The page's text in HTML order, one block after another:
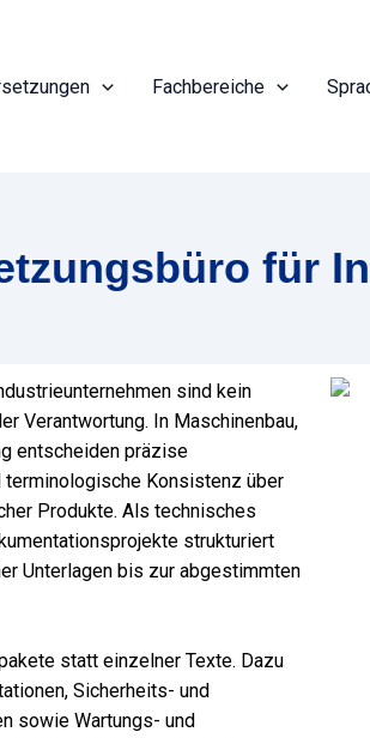
Fachbereiche
für
sind kein
Verantwortung. In Maschinenbau,
entscheiden präzise
terminologische Konsistenz über
Produkte. Als technisches
strukturiert
Unterlagen bis zur abgestimmten
statt einzelner Texte. Dazu
Sicherheits- und
sowie Wartungs- und